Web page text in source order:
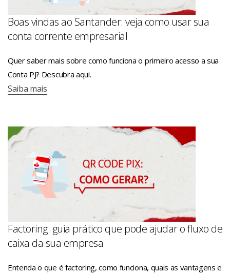
Boas vindas ao Santander: veja como usar sua
conta corrente empresarial
Quer saber mais sobre como funciona o primeiro acesso a sua
Conta PJ? Descubra aqui.
Saiba mais
Factoring: guia prático que pode ajudar o fluxo de
caixa da sua empresa
Entenda o que é factoring, como funciona, quais as vantagens e